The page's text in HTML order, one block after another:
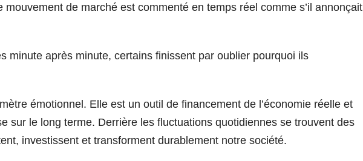
de marché est commenté en temps réel comme s’il annonçait
minute après minute, certains finissent par oublier pourquoi ils
émotionnel. Elle est un outil de financement de l’économie réelle et
sur le long terme. Derrière les fluctuations quotidiennes se trouvent des
investissent et transforment durablement notre société.